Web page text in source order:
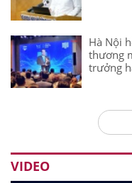
Hà Nội
thương
trưởng
VIDEO